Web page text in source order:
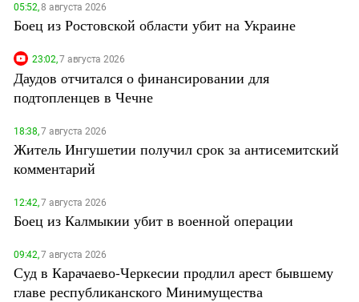
05:52,8 августа 2026
Боец из Ростовской области убит на Украине
23:02,7 августа 2026
Даудов отчитался о финансировании для
подтопленцев в Чечне
18:38,7 августа 2026
Житель Ингушетии получил срок за антисемитский
комментарий
12:42,7 августа 2026
Боец из Калмыкии убит в военной операции
09:42,7 августа 2026
Суд в Карачаево-Черкесии продлил арест бывшему
главе республиканского Минимущества